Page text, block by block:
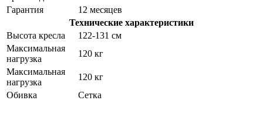
Гарантия
12 месяцев
Технические характеристики
Высота кресла
122-131 см
Максимальная
нагрузка
120 кг
Максимальная
нагрузка
120 кг
Обивка
Сетка